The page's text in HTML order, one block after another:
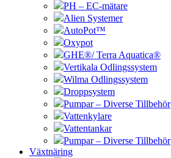
PH – EC-mätare
Alien Systemer
AutoPot™
Oxypot
GHE®/ Terra Aquatica®
Vertikala Odlingssystem
Wilma Odlingssystem
Droppsystem
Pumpar – Diverse Tillbehör
Vattenkylare
Vattentankar
Pumpar – Diverse Tillbehör
Växtnäring